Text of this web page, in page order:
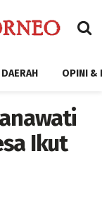
OPINI &
Ikut